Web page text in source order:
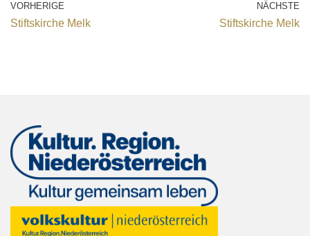
VORHERIGE
Stiftskirche Melk
NÄCHSTE
Stiftskirche Melk